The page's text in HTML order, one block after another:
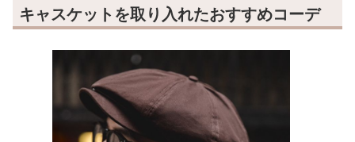
キャスケットを取り入れたおすすめコーデ